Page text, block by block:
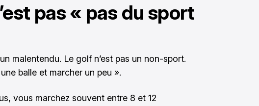
pas « pas du sport
malentendu. Le golf n’est pas un non-sport.
balle et marcher un peu ».
vous marchez souvent entre 8 et 12